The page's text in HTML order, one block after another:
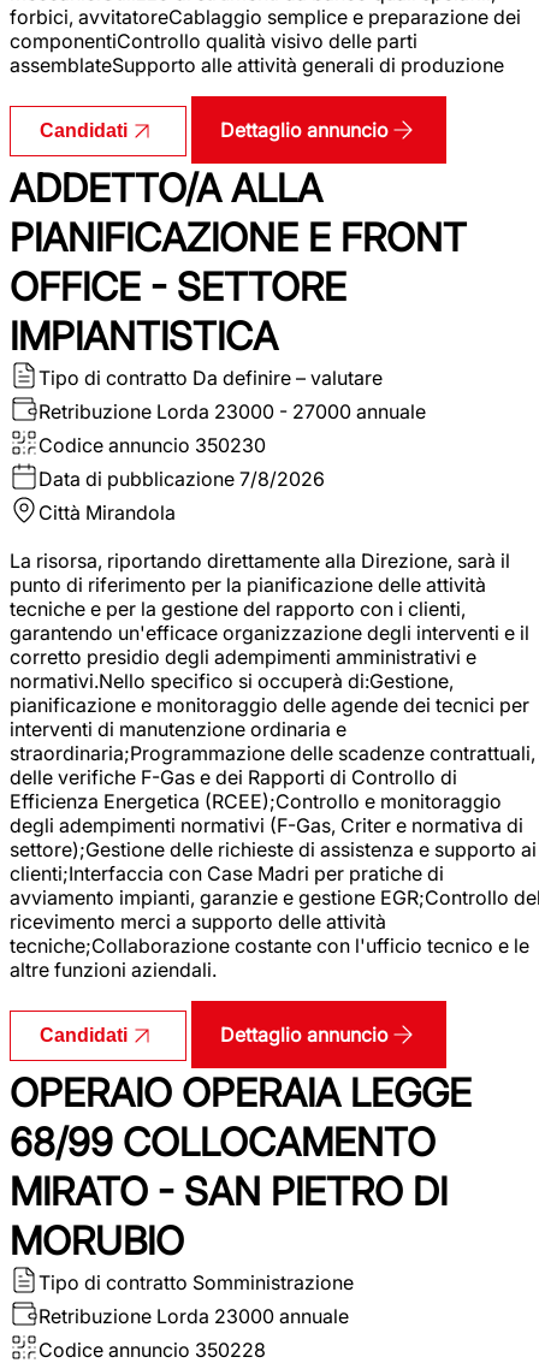
forbici, avvitatoreCablaggio semplice e preparazione dei
componentiControllo qualità visivo delle parti
assemblateSupporto alle attività generali di produzione
Candidati Dettaglio annuncio
ADDETTO/A ALLA
PIANIFICAZIONE E FRONT
OFFICE - SETTORE
IMPIANTISTICA
Tipo di contratto Da definire – valutare
Retribuzione Lorda 23000 - 27000 annuale
Codice annuncio 350230
Data di pubblicazione 7/8/2026
Città Mirandola
La risorsa, riportando direttamente alla Direzione, sarà il
punto di riferimento per la pianificazione delle attività
tecniche e per la gestione del rapporto con i clienti,
garantendo un'efficace organizzazione degli interventi e il
corretto presidio degli adempimenti amministrativi e
normativi.Nello specifico si occuperà di:Gestione,
pianificazione e monitoraggio delle agende dei tecnici per
interventi di manutenzione ordinaria e
straordinaria;Programmazione delle scadenze contrattuali,
delle verifiche F-Gas e dei Rapporti di Controllo di
Efficienza Energetica (RCEE);Controllo e monitoraggio
degli adempimenti normativi (F-Gas, Criter e normativa di
settore);Gestione delle richieste di assistenza e supporto ai
clienti;Interfaccia con Case Madri per pratiche di
avviamento impianti, garanzie e gestione EGR;Controllo
ricevimento merci a supporto delle attività
tecniche;Collaborazione costante con l'ufficio tecnico e le
altre funzioni aziendali.
Candidati Dettaglio annuncio
OPERAIO OPERAIA LEGGE
68/99 COLLOCAMENTO
MIRATO - SAN PIETRO DI
MORUBIO
Tipo di contratto Somministrazione
Retribuzione Lorda 23000 annuale
Codice annuncio 350228